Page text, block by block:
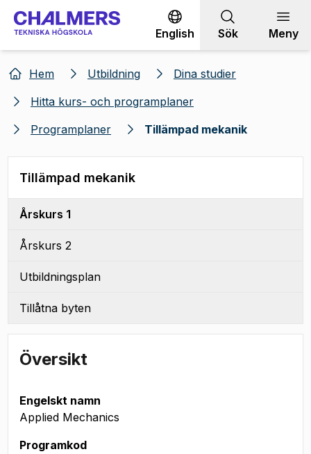
Gå till innehållet
English Sök Meny
Hem Utbildning
Dina studier
Hitta kurs- och programplaner
Programplaner
Tillämpad mekanik
Tillämpad mekanik
Årskurs 1
Årskurs 2
Utbildningsplan
Tillåtna byten
Översikt
Engelskt namn
Applied Mechanics
Programkod